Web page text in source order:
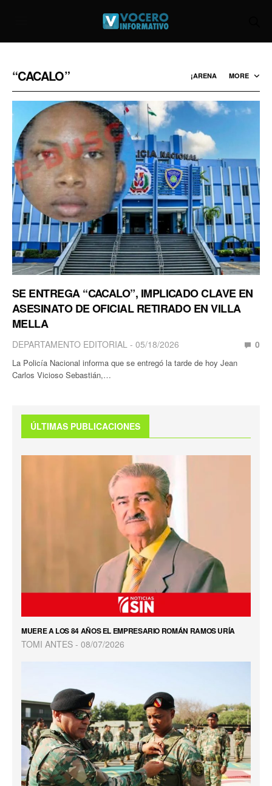
“CACALO” ¡ARENA MORE
SE ENTREGA “CACALO”, IMPLICADO CLAVE EN
ASESINATO DE OFICIAL RETIRADO EN VILLA
MELLA
DEPARTAMENTO EDITORIAL 05/18/2026 0
La Policía Nacional informa que se entregó la tarde de hoy Jean
Carlos Vicioso Sebastián,…
ÚLTIMAS PUBLICACIONES
MUERE A LOS 84 AÑOS EL EMPRESARIO ROMÁN RAMOS URÍA
TOMI ANTES 08/07/2026